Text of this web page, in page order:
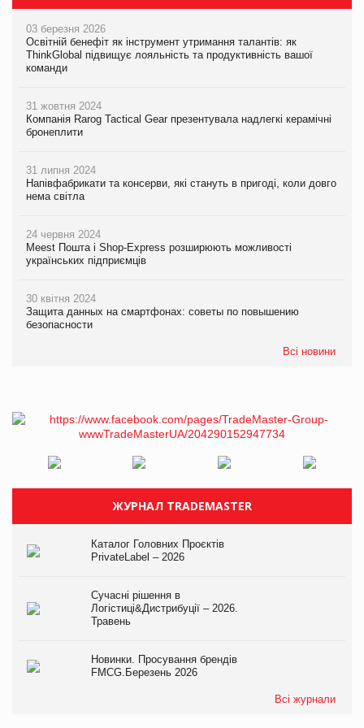
03 березня 2026
Освітній бенефіт як інструмент утримання талантів: як
ThinkGlobal підвищує лояльність та продуктивність вашої
команди
31 жовтня 2024
Компанія Rarog Tactical Gear презентувала надлегкі керамічні
бронеплити
31 липня 2024
Напівфабрикати та консерви, які стануть в пригоді, коли довго
нема світла
24 червня 2024
Meest Пошта і Shop-Express розширюють можливості
українських підприємців
30 квітня 2024
Защита данных на смартфонах: советы по повышению
безопасности
Всі новини
ЖУРНАЛ TRADEMASTER
Каталог Головних Проєктів
PrivateLabel – 2026
Сучасні рішення в
Логістиці&Дистрибуції – 2026.
Травень
Новинки. Просування брендів
FMCG.Березень 2026
Всі журнали